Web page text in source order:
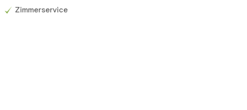
Zimmerservice